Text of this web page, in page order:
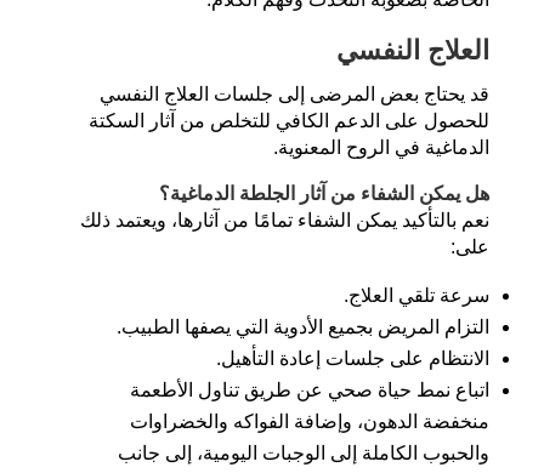
العلاج النفسي
قد يحتاج بعض المرضى إلى جلسات العلاج النفسي
للحصول على الدعم الكافي للتخلص من آثار السكتة
الدماغية في الروح المعنوية.
هل يمكن الشفاء من آثار الجلطة الدماغية؟
نعم بالتأكيد يمكن الشفاء تمامًا من آثارها، ويعتمد ذلك
على:
سرعة تلقي العلاج.
التزام المريض بجميع الأدوية التي يصفها الطبيب.
الانتظام على جلسات إعادة التأهيل.
اتباع نمط حياة صحي عن طريق تناول الأطعمة
منخفضة الدهون، وإضافة الفواكه والخضراوات
والحبوب الكاملة إلى الوجبات اليومية، إلى جانب